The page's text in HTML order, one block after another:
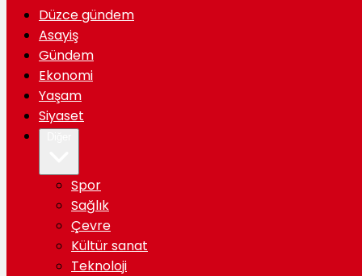
Düzce gündem
Asayiş
Gündem
Ekonomi
Yaşam
Siyaset
Spor
Sağlık
Çevre
Kültür sanat
Teknoloji